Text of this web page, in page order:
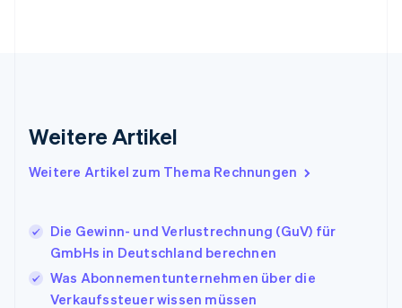
Weitere Artikel
Weitere Artikel zum Thema Rechnungen
Die Gewinn- und Verlustrechnung (GuV) für
GmbHs in Deutschland berechnen
Was Abonnementunternehmen über die
Verkaufssteuer wissen müssen
Griechenland
English
Italien
ItalianoEnglish
Japan